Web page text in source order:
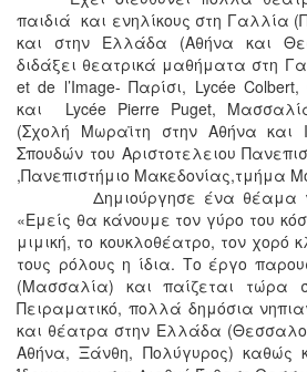
παιδιά και ενηλίκους στη Γαλλία
και στην Ελλάδα (Αθήνα και
διδάξει θεατρικά μαθήματα στη
et de l’Image- Παρίσι, Lycée
και Lycée Pierre Puget,
(Σχολή Μωραϊτη στην Αθήνα και
Σπουδών του Αριστοτελειου
,Πανεπιστήμιο Μακεδονίας,τμήμα
Δημιούργησε ένα θέαμα
«Εμείς θα κάνουμε τον γύρο του
μιμική, το κουκλοθέατρο, τον χορό
τους ρόλους η ίδια. Το έργο
(Μασσαλία) και παίζεται τώρα
Πειραματικό, πολλά δημόσια
και θέατρα στην Ελλάδα
Αθήνα, Ξάνθη, Πολύγυρος) καθώς